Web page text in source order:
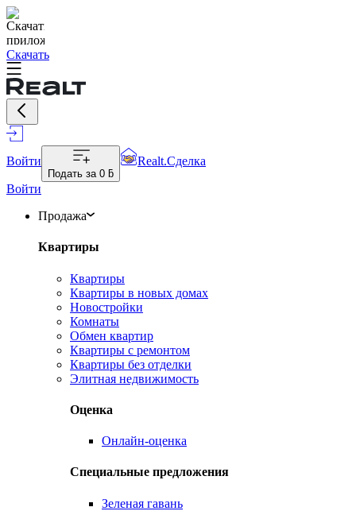
Скачать
Войти
Подать за 0 ƃ
Realt.Сделка
Войти
Продажа
Квартиры
Квартиры
Квартиры в новых домах
Новостройки
Комнаты
Обмен квартир
Квартиры с ремонтом
Квартиры без отделки
Элитная недвижимость
Оценка
Онлайн-оценка
Специальные предложения
Зеленая гавань